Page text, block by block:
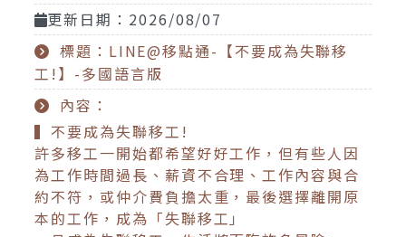
更新日期：2026/08/07
標題：LINE@移點通-【不要成為失聯移
工!】-多國語言版
內容：
▍不要成為失聯移工!
許多移工一開始都希望好好工作，但有些人因
為工作時間過長、薪資不合理、工作內容與合
約不符，或仲介費負擔太重，最後選擇離開原
本的工作，成為「失聯移工」